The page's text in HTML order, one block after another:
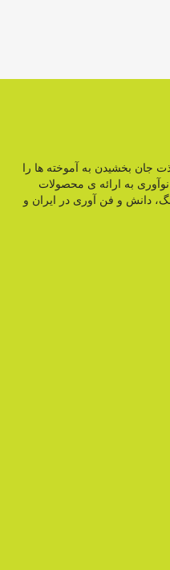
جان بخشیدن به آموخته ها را
نوآوری به ارائه ی محصولات
دانش و فن آوری در ایران و